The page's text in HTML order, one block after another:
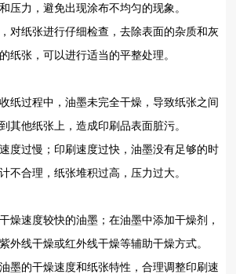
压力，避免出现涂布不均匀的现象。
对纸张进行仔细检查，去除表面的杂质和灰
纸张，可以进行适当的平整处理。
纸过程中，油墨未完全干燥，导致纸张之间
其他纸张上，造成印刷品表面脏污。
度过慢；印刷速度过快，油墨没有足够的时
不合理，纸张堆积过高，压力过大。
燥速度较快的油墨；在油墨中添加干燥剂，
外线干燥或红外线干燥等辅助干燥方式。
墨的干燥速度和纸张特性，合理调整印刷速